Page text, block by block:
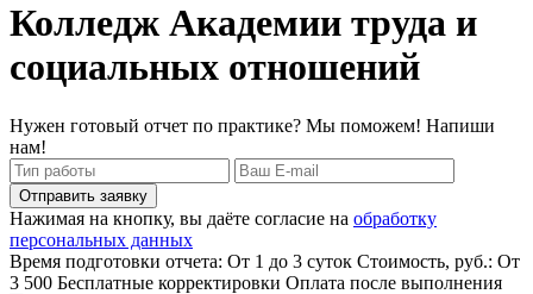
Колледж Академии труда и
социальных отношений
Нужен готовый отчет по практике? Мы поможем! Напиши
нам!
Отправить заявку
Нажимая на кнопку, вы даёте согласие на обработку
персональных данных
Время подготовки отчета: От 1 до 3 суток Стоимость, руб.: От
3 500 Бесплатные корректировки Оплата после выполнения